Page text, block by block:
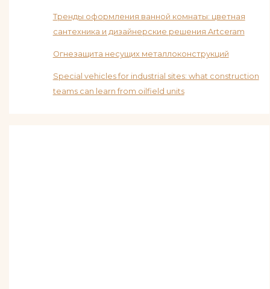
Тренды оформления ванной комнаты: цветная
сантехника и дизайнерские решения Artceram
Огнезащита несущих металлоконструкций
Special vehicles for industrial sites: what construction
teams can learn from oilfield units